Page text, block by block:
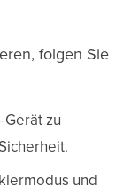
folgen Sie
Gerät zu
und